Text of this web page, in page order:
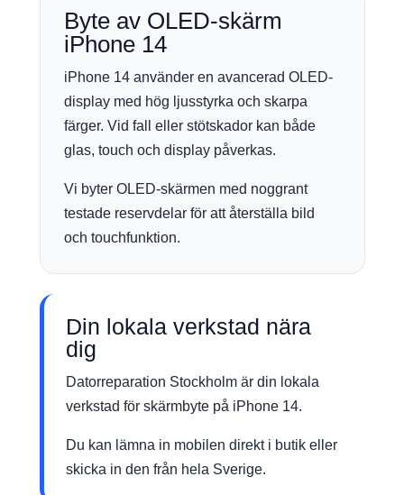
Byte av OLED-skärm
iPhone 14
iPhone 14 använder en avancerad OLED-
display med hög ljusstyrka och skarpa
färger. Vid fall eller stötskador kan både
glas, touch och display påverkas.
Vi byter OLED-skärmen med noggrant
testade reservdelar för att återställa bild
och touchfunktion.
Din lokala verkstad nära
dig
Datorreparation Stockholm är din lokala
verkstad för skärmbyte på iPhone 14.
Du kan lämna in mobilen direkt i butik eller
skicka in den från hela Sverige.